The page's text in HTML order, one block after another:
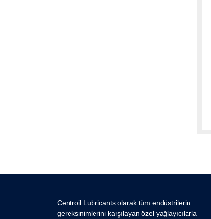
Centroil Lubricants olarak tüm endüstrilerin
gereksinimlerini karşılayan özel yağlayıcılarla